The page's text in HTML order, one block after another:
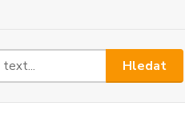
Hledat